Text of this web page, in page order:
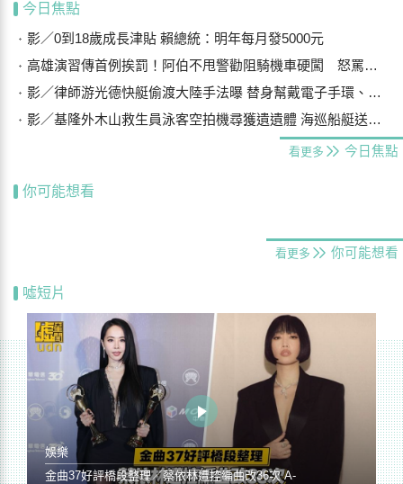
今日焦點
影／0到18歲成長津貼 賴總統：明年每月發5000元
高雄演習傳首例挨罰！阿伯不甩警勸阻騎機車硬闖 怒罵「騙肖ㄟ」慘了
影／律師游光德快艇偷渡大陸手法曝 替身幫戴電子手環、海陸設7斷點
影／基隆外木山救生員泳客空拍機尋獲遺遺體 海巡船艇送上岸
看更多 今日焦點
你可能想看
看更多 你可能想看
噓短片
娛樂
金曲37好評橋段整理／蔡依林遭控編曲改36次 A-